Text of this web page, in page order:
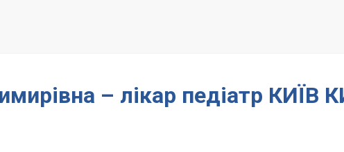
– лікар педіатр КИЇВ